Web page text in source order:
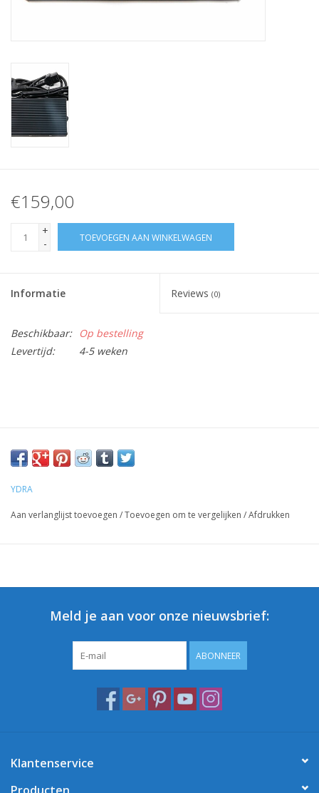
€159,00
+
-
TOEVOEGEN AAN WINKELWAGEN
Informatie Reviews (0)
Beschikbaar:
Op bestelling
Levertijd:
4-5 weken
YDRA
Aan verlanglijst toevoegen /Toevoegen om te vergelijken /Afdrukken
Meld je aan voor onze nieuwsbrief:
ABONNEER
Klantenservice